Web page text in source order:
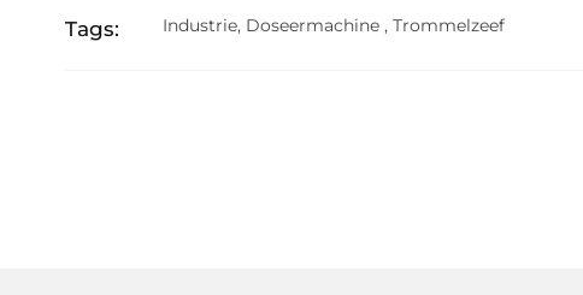
Tags: Industrie, Doseermachine ,Trommelzeef